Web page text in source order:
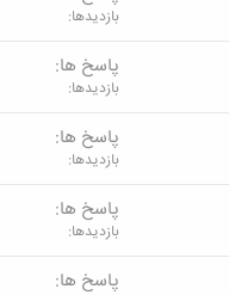
بازدیدها
پاسخ ها
بازدیدها
پاسخ ها
بازدیدها
پاسخ ها
بازدیدها
پاسخ ها